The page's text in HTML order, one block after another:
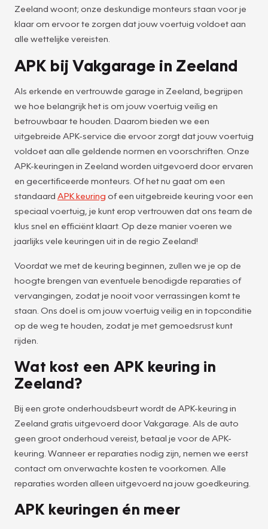
Zeeland woont; onze deskundige monteurs staan voor je
klaar om ervoor te zorgen dat jouw voertuig voldoet aan
alle wettelijke vereisten.
APK bij Vakgarage in Zeeland
Als erkende en vertrouwde garage in Zeeland, begrijpen
we hoe belangrijk het is om jouw voertuig veilig en
betrouwbaar te houden. Daarom bieden we een
uitgebreide APK-service die ervoor zorgt dat jouw voertuig
voldoet aan alle geldende normen en voorschriften. Onze
APK-keuringen in Zeeland worden uitgevoerd door ervaren
en gecertificeerde monteurs. Of het nu gaat om een
standaard APK keuring of een uitgebreide keuring voor een
speciaal voertuig, je kunt erop vertrouwen dat ons team de
klus snel en efficiënt klaart. Op deze manier voeren we
jaarlijks vele keuringen uit in de regio Zeeland!
Voordat we met de keuring beginnen, zullen we je op de
hoogte brengen van eventuele benodigde reparaties of
vervangingen, zodat je nooit voor verrassingen komt te
staan. Ons doel is om jouw voertuig veilig en in topconditie
op de weg te houden, zodat je met gemoedsrust kunt
rijden.
Wat kost een APK keuring in
Zeeland?
Bij een grote onderhoudsbeurt wordt de APK-keuring in
Zeeland gratis uitgevoerd door Vakgarage. Als de auto
geen groot onderhoud vereist, betaal je voor de APK-
keuring. Wanneer er reparaties nodig zijn, nemen we eerst
contact om onverwachte kosten te voorkomen. Alle
reparaties worden alleen uitgevoerd na jouw goedkeuring.
APK keuringen én meer